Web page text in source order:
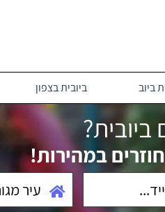
ביוב ביובית בצפון
במהירות!